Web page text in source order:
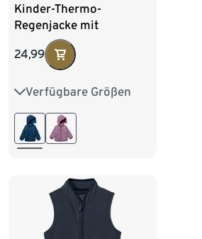
Kinder-Thermo-
Regenjacke mit
Fleecefutter,
Monstertruck
24,99
Verfügbare Größen
74/80 86/92
98/104